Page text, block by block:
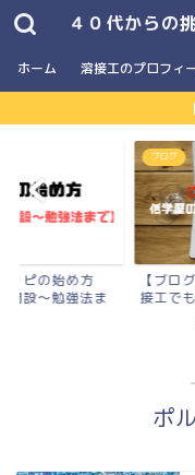
４０代からの
ホーム 溶接工のプロフィ
リピの始め方
開設〜勉強法ま
ブログ
【ブロ
接工で
ポ